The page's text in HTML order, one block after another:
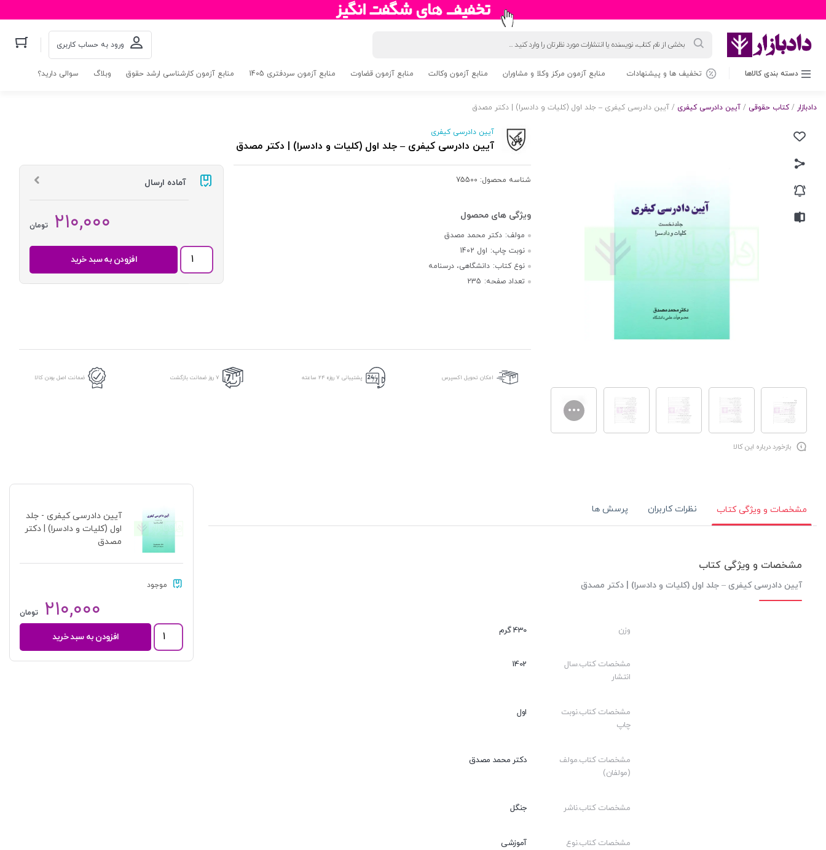
محصولات ورود به حساب کاربری
دسته بندی کالاها تخفیف ها و پیشنهادات منابع آزمون مرکز وکلا و مشاوران منابع آزمون وکالت منابع آزمون قضاوت منابع آزمون سردفتری 1405 منابع آزمون کارشناسی ارشد حقوق وبلاگ سوالی دارید؟
دادبازار /کتاب حقوقی / آیین دادرسی کیفری / آیین دادرسی کیفری – جلد اول (کلیات و دادسرا) | دکتر مصدق
آیین دادرسی کیفری
آیین دادرسی کیفری – جلد اول (کلیات و دادسرا) | دکتر مصدق
شناسه محصول: 75500
مولف: دکتر محمد مصدق
نوبت چاپ: اول 1402
نوع کتاب: دانشگاهی، درسنامه
تعداد صفحه: 235
آماده ارسال
۲۱۰,۰۰۰ تومان
آیین
دادرسی
کیفری
-
|
عدد
افزودن به سبد خرید
امکان تحویل اکسپرس پشتیبانی ۷ روزه ۲۴ ساعته 7 روز ضمانت بازگشت ضمانت اصل بودن کالا
بازخورد درباره این کالا
آیین دادرسی کیفری - جلد
اول (کلیات و دادسرا) | دکتر
مصدق
موجود
۲۱۰,۰۰۰ تومان
آیین
دادرسی
کیفری
افزودن به سبد خرید
مشخصات و ویژگی کتاب نظرات کاربران پرسش ها
مشخصات و ویژگی کتاب
آیین دادرسی کیفری – جلد اول (کلیات و دادسرا) | دکتر مصدق
وزن 430 گرم
مشخصات کتاب.سال
انتشار
1402
مشخصات کتاب.نوبت
چاپ
اول
مشخصات کتاب.مولف
(مولفان)
دکتر محمد مصدق
مشخصات کتاب.ناشر جنگل
مشخصات کتاب.نوع
آموزشی